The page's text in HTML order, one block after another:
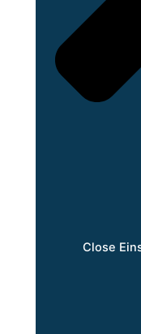
Close